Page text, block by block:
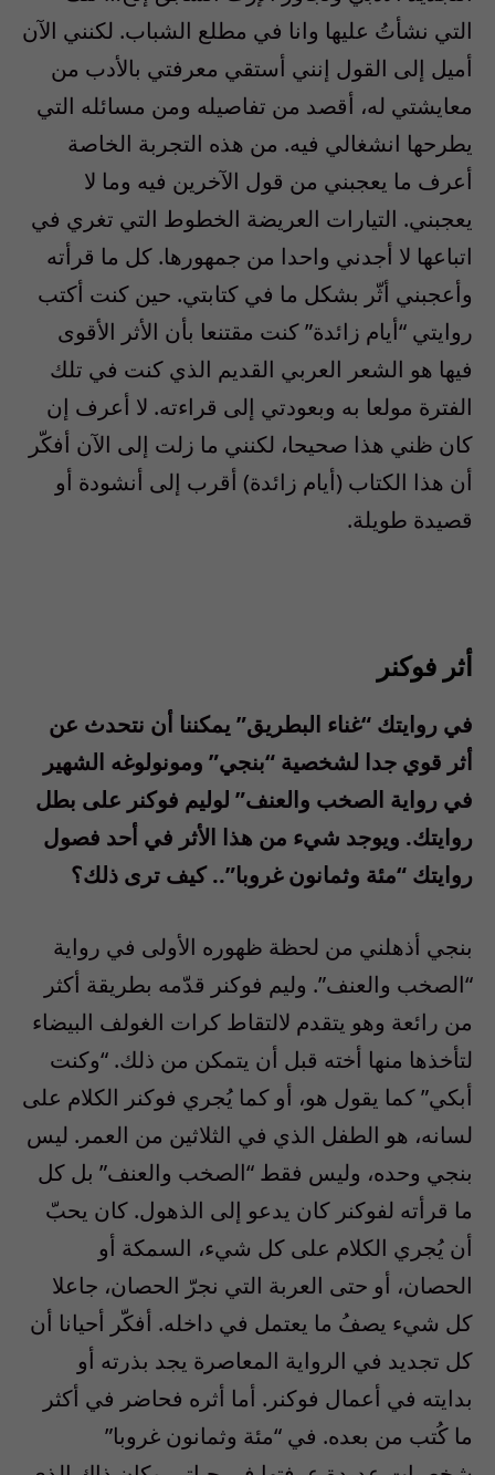
التي نشأتُ عليها وانا في مطلع الشباب. لكنني الآن
أميل إلى القول إنني أستقي معرفتي بالأدب من
معايشتي له، أقصد من تفاصيله ومن مسائله التي
يطرحها انشغالي فيه. من هذه التجربة الخاصة
أعرف ما يعجبني من قول الآخرين فيه وما لا
يعجبني. التيارات العريضة الخطوط التي تغري في
اتباعها لا أجدني واحدا من جمهورها. كل ما قرأته
وأعجبني أثّر بشكل ما في كتابتي. حين كنت أكتب
روايتي “أيام زائدة” كنت مقتنعا بأن الأثر الأقوى
فيها هو الشعر العربي القديم الذي كنت في تلك
الفترة مولعا به وبعودتي إلى قراءته. لا أعرف إن
كان ظني هذا صحيحا، لكنني ما زلت إلى الآن أفكّر
أن هذا الكتاب (أيام زائدة) أقرب إلى أنشودة أو
قصيدة طويلة.
أثر فوكنر
في روايتك “غناء البطريق” يمكننا أن نتحدث عن
أثر قوي جدا لشخصية “بنجي” ومونولوغه الشهير
في رواية الصخب والعنف” لوليم فوكنر على بطل
روايتك. ويوجد شيء من هذا الأثر في أحد فصول
روايتك “مئة وثمانون غروبا”.. كيف ترى ذلك؟
بنجي أذهلني من لحظة ظهوره الأولى في رواية
“الصخب والعنف”. وليم فوكنر قدّمه بطريقة أكثر
من رائعة وهو يتقدم لالتقاط كرات الغولف البيضاء
لتأخذها منها أخته قبل أن يتمكن من ذلك. “وكنت
أبكي” كما يقول هو، أو كما يُجري فوكنر الكلام على
لسانه، هو الطفل الذي في الثلاثين من العمر. ليس
بنجي وحده، وليس فقط “الصخب والعنف” بل كل
ما قرأته لفوكنر كان يدعو إلى الذهول. كان يحبّ
أن يُجري الكلام على كل شيء، السمكة أو
الحصان، أو حتى العربة التي نجرّ الحصان، جاعلا
كل شيء يصفُ ما يعتمل في داخله. أفكّر أحيانا أن
كل تجديد في الرواية المعاصرة يجد بذرته أو
بدايته في أعمال فوكنر. أما أثره فحاضر في أكثر
ما كُتب من بعده. في “مئة وثمانون غروبا”